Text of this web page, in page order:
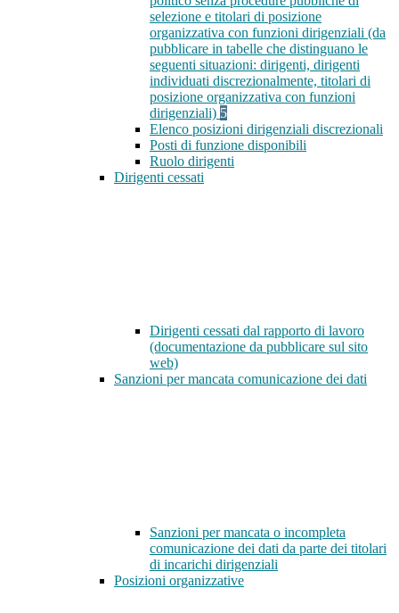
selezione e titolari di posizione
organizzativa con funzioni dirigenziali (da
pubblicare in tabelle che distinguano le
seguenti situazioni: dirigenti, dirigenti
individuati discrezionalmente, titolari di
posizione organizzativa con funzioni
dirigenziali) 5
Elenco posizioni dirigenziali discrezionali
Posti di funzione disponibili
Ruolo dirigenti
Dirigenti cessati
Dirigenti cessati dal rapporto di lavoro
(documentazione da pubblicare sul sito
web)
Sanzioni per mancata comunicazione dei dati
Sanzioni per mancata o incompleta
comunicazione dei dati da parte dei titolari
di incarichi dirigenziali
Posizioni organizzative